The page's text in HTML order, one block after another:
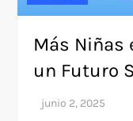
Más Niñas
un Futuro